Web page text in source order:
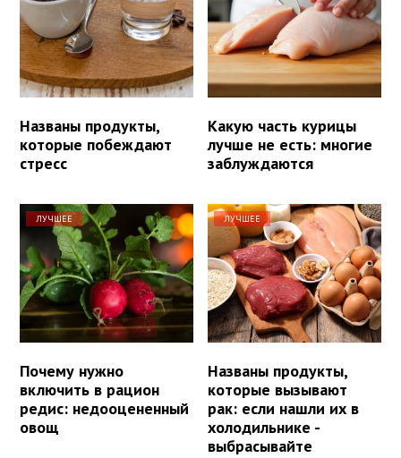
Названы продукты,
которые побеждают
стресс
Какую часть курицы
лучше не есть: многие
заблуждаются
ЛУЧШЕЕ
Почему нужно
включить в рацион
редис: недооцененный
овощ
ЛУЧШЕЕ
Названы продукты,
которые вызывают
рак: если нашли их в
холодильнике -
выбрасывайте